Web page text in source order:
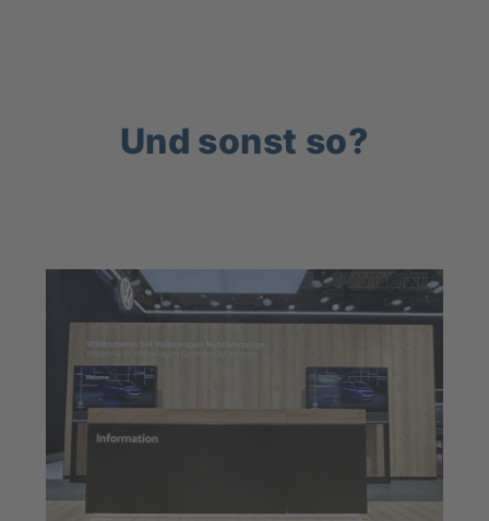
Und sonst so?